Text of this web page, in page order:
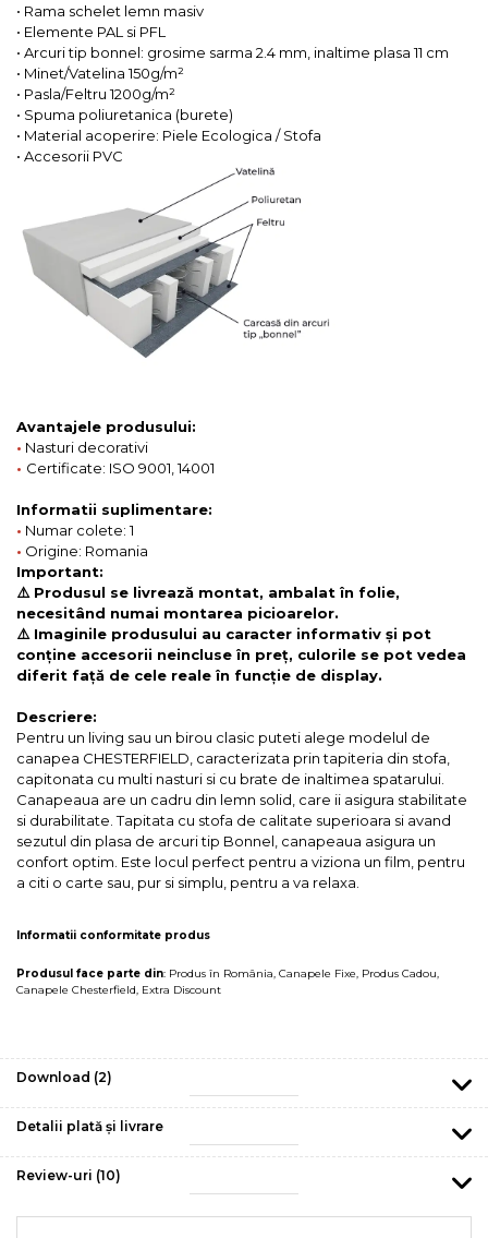
• Rama schelet lemn masiv
• Elemente PAL si PFL
• Arcuri tip bonnel: grosime sarma 2.4 mm, inaltime plasa 11 cm
• Minet/Vatelina 150g/m²
• Pasla/Feltru 1200g/m²
• Spuma poliuretanica (burete)
• Material acoperire: Piele Ecologica / Stofa
• Accesorii PVC
Avantajele produsului:
• Nasturi decorativi
• Certificate: ISO 9001, 14001
Informatii suplimentare:
• Numar colete: 1
• Origine: Romania
Important:
⚠️ Produsul se livrează montat, ambalat în folie,
necesitând numai montarea picioarelor.
⚠️ Imaginile produsului au caracter informativ și pot
conține accesorii neincluse în preț, culorile se pot vedea
diferit față de cele reale în funcție de display.
Descriere:
Pentru un living sau un birou clasic puteti alege modelul de
canapea CHESTERFIELD, caracterizata prin tapiteria din stofa,
capitonata cu multi nasturi si cu brate de inaltimea spatarului.
Canapeaua are un cadru din lemn solid, care ii asigura stabilitate
si durabilitate. Tapitata cu stofa de calitate superioara si avand
sezutul din plasa de arcuri tip Bonnel, canapeaua asigura un
confort optim. Este locul perfect pentru a viziona un film, pentru
a citi o carte sau, pur si simplu, pentru a va relaxa.
Informatii conformitate produs
Produsul face parte din: Produs în România, Canapele Fixe, Produs Cadou,
Canapele Chesterfield, Extra Discount
Download (2)
Detalii plată și livrare
Review-uri (10)